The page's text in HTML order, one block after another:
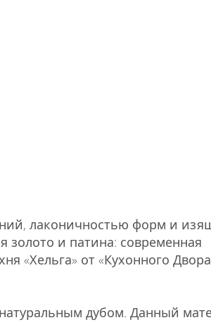
лаконичностью форм и
золото и патина: современная
«Хельга» от «Кухонного
дубом. Данный